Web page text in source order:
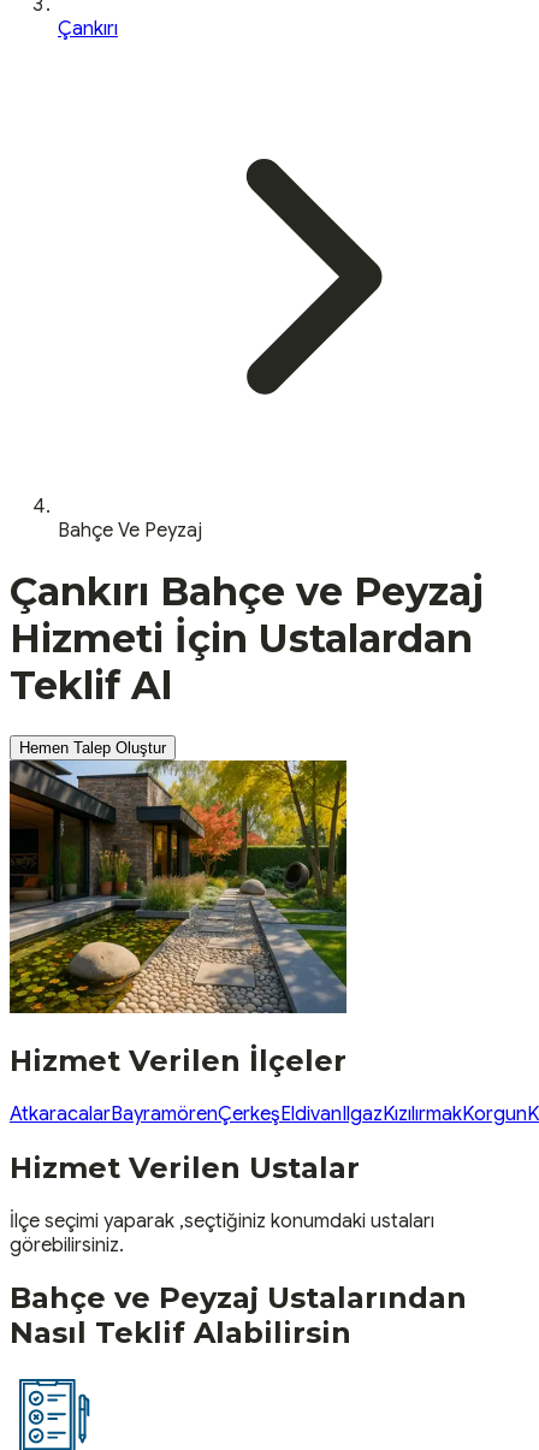
Çankırı
Bahçe Ve Peyzaj
Çankırı Bahçe ve Peyzaj
Hizmeti İçin Ustalardan
Teklif Al
Hemen Talep Oluştur
Hizmet Verilen İlçeler
AtkaracalarBayramörenÇerkeşEldivanIlgazKızılırmakKorgun
Hizmet Verilen Ustalar
İlçe seçimi yaparak ,seçtiğiniz konumdaki ustaları
görebilirsiniz.
Bahçe ve Peyzaj Ustalarından
Nasıl Teklif Alabilirsin